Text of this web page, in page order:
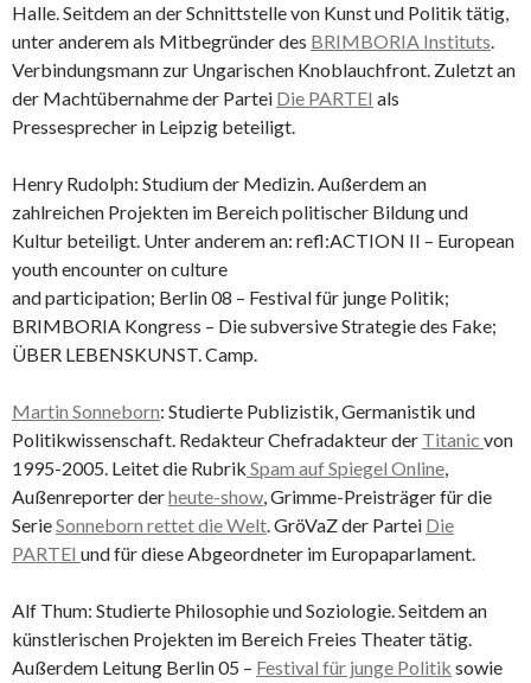
Halle. Seitdem an der Schnittstelle von Kunst und Politik tätig,
unter anderem als Mitbegründer des BRIMBORIA Instituts.
Verbindungsmann zur Ungarischen Knoblauchfront. Zuletzt an
der Machtübernahme der Partei Die PARTEI als
Pressesprecher in Leipzig beteiligt.
Henry Rudolph: Studium der Medizin. Außerdem an
zahlreichen Projekten im Bereich politischer Bildung und
Kultur beteiligt. Unter anderem an: refl:ACTION II – European
youth encounter on culture
and participation; Berlin 08 – Festival für junge Politik;
BRIMBORIA Kongress – Die subversive Strategie des Fake;
ÜBER LEBENSKUNST. Camp.
Martin Sonneborn: Studierte Publizistik, Germanistik und
Politikwissenschaft. Redakteur Chefradakteur der Titanic von
1995-2005. Leitet die Rubrik Spam auf Spiegel Online,
Außenreporter derheute-show, Grimme-Preisträger für die
SerieSonneborn rettet die Welt. GröVaZ der Partei Die
PARTEI und für diese Abgeordneter im Europaparlament.
Alf Thum: Studierte Philosophie und Soziologie. Seitdem an
künstlerischen Projekten im Bereich Freies Theater tätig.
Außerdem Leitung Berlin 05 – Festival für junge Politik sowie